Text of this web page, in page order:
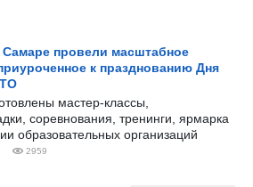
Самаре провели масштабное
к празднованию Дня
мастер-классы,
соревнования, тренинги, ярмарка
образовательных организаций
2959